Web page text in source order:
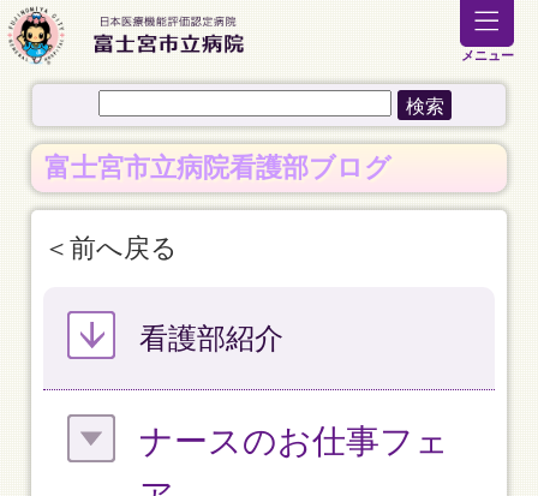
メニュー
富士宮市立病院看護部ブログ
前へ戻る
看護部紹介
ナースのお仕事フェ